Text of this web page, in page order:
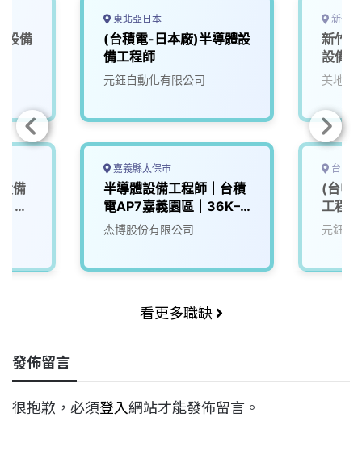
設備
備
東北亞日本
(台積電-日本廠)半導體設
備工程師
元鈺自動化有限公司
嘉義縣太保市
半導體設備工程師｜台積
電AP7嘉義園區｜36K–
50K
杰博股份有限公司
新竹
新竹
設備
美地國
台中
(台中-
工程師
元鈺自
看更多職缺
發佈留言
很抱歉，必須登入網站才能發佈留言。